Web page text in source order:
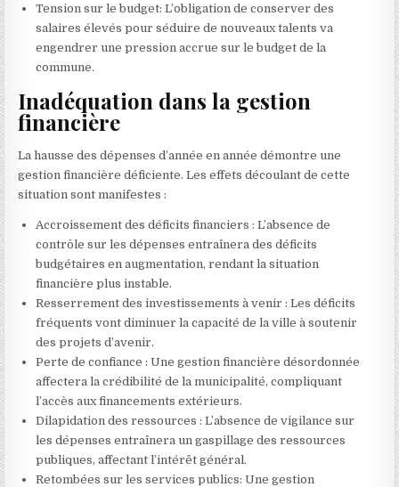
Tension sur le budget: L’obligation de conserver des
salaires élevés pour séduire de nouveaux talents va
engendrer une pression accrue sur le budget de la
commune.
Inadéquation dans la gestion
financière
La hausse des dépenses d’année en année démontre une
gestion financière déficiente. Les effets découlant de cette
situation sont manifestes :
Accroissement des déficits financiers : L’absence de
contrôle sur les dépenses entraînera des déficits
budgétaires en augmentation, rendant la situation
financière plus instable.
Resserrement des investissements à venir : Les déficits
fréquents vont diminuer la capacité de la ville à soutenir
des projets d’avenir.
Perte de confiance : Une gestion financière désordonnée
affectera la crédibilité de la municipalité, compliquant
l’accès aux financements extérieurs.
Dilapidation des ressources : L’absence de vigilance sur
les dépenses entraînera un gaspillage des ressources
publiques, affectant l’intérêt général.
Retombées sur les services publics: Une gestion